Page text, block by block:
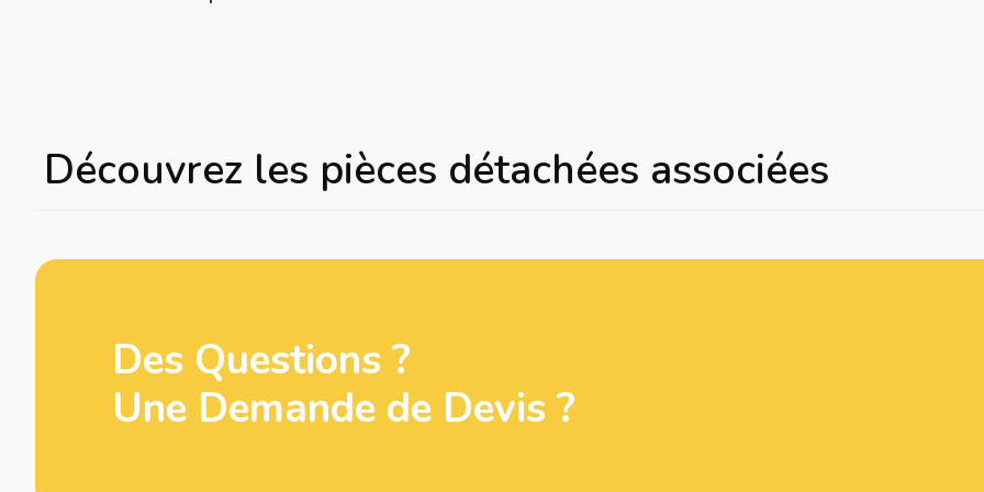
Découvrez les pièces détachées associées
Des Questions ?
Une Demande de Devis ?